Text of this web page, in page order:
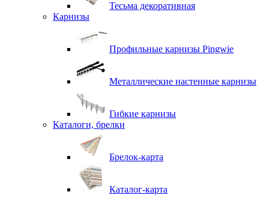
Тесьма декоративная
Карнизы
Профильные карнизы Pingwie
Металлические настенные карнизы
Гибкие карнизы
Каталоги, брелки
Брелок-карта
Каталог-карта